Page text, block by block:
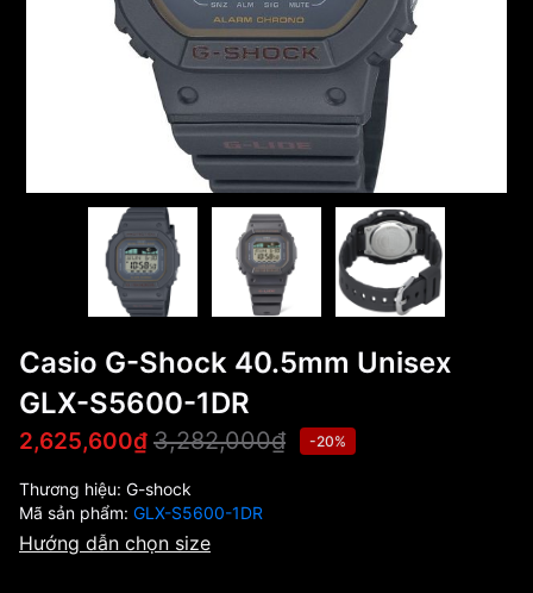
Casio G-Shock 40.5mm Unisex
GLX-S5600-1DR
2,625,600₫ 3,282,000₫ -20%
Thương hiệu: G-shock
Mã sản phẩm: GLX-S5600-1DR
Hướng dẫn chọn size